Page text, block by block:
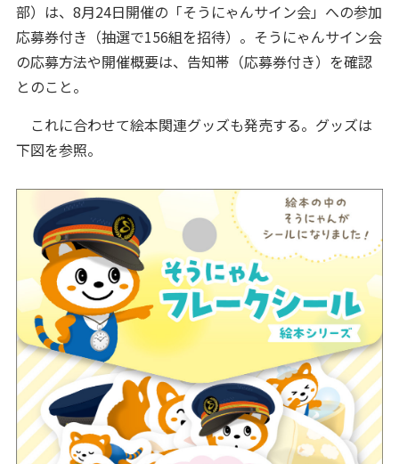
部）は、8月24日開催の「そうにゃんサイン会」への参加
応募券付き（抽選で156組を招待）。そうにゃんサイン会
の応募方法や開催概要は、告知帯（応募券付き）を確認
とのこと。
これに合わせて絵本関連グッズも発売する。グッズは
下図を参照。